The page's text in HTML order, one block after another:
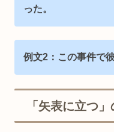
った。
例文2：この事件で
「矢表に立つ